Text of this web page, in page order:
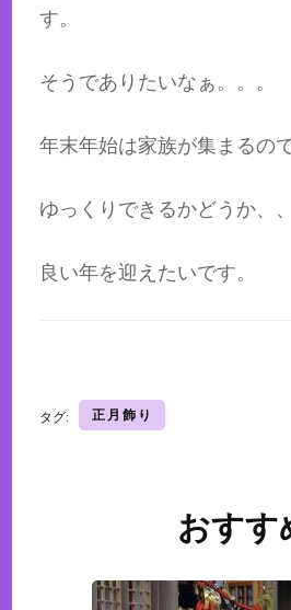
す。
そうでありたいなぁ。。。
年末年始は家族が集まるので
ゆっくりできるかどうか、、
良い年を迎えたいです。
タグ: 正月飾り
おすす